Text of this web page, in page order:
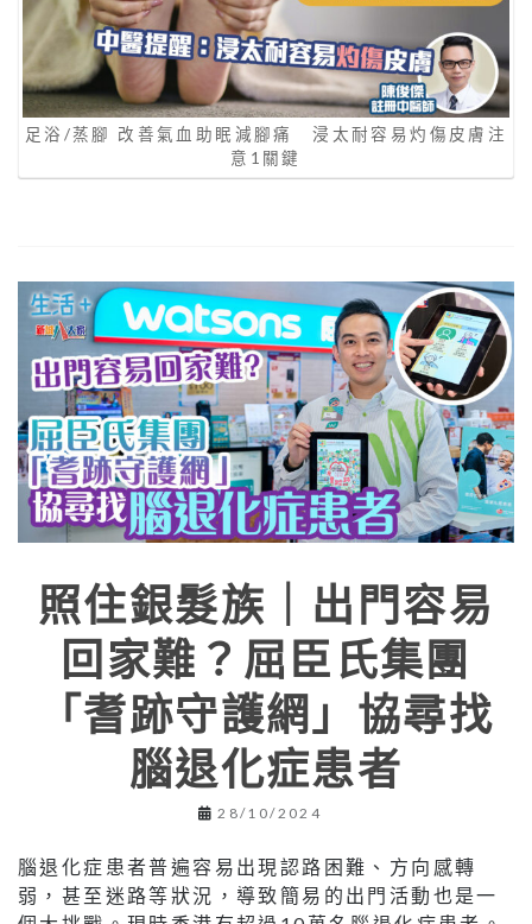
足浴/蒸腳 改善氣血助眠減腳痛 浸太耐容易灼傷皮膚注
意1關鍵
照住銀髮族｜出門容易
回家難？屈臣氏集團
「耆跡守護網」協尋找
腦退化症患者
28/10/2024
腦退化症患者普遍容易出現認路困難、方向感轉
弱，甚至迷路等狀況，導致簡易的出門活動也是一